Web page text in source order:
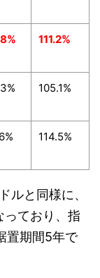
111.2%
105.1%
114.5%
ルと同様に、
っており、指
置期間5年で